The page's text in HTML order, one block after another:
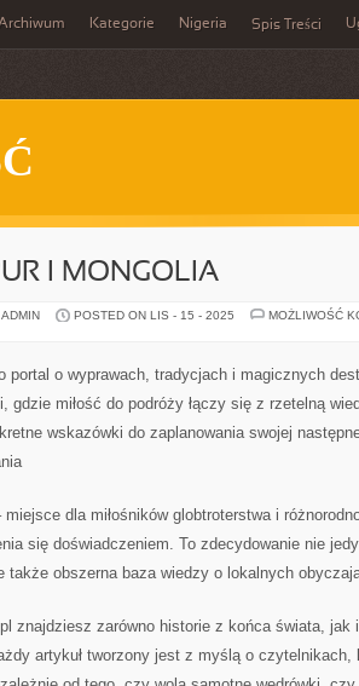
Kategorie Nigeria Spis Treści
I MONGOLIA
POSTED ON LIS - 15 - 2025
MOŻLIWOŚĆ
portal o wyprawach, tradycjach i magicznych
gdzie miłość do podróży łączy się z rzetelną
wskazówki do zaplanowania swojej
miejsce dla miłośników globtroterstwa i
się doświadczeniem. To zdecydowanie nie
także obszerna baza wiedzy o lokalnych
znajdziesz zarówno historie z końca świata, jak
artykuł tworzony jest z myślą o